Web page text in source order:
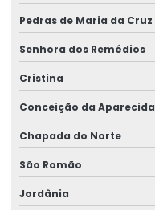
Pedras de Maria da Cruz
Senhora dos Remédios
Cristina
Conceição da Aparecida
Chapada do Norte
São Romão
Jordânia